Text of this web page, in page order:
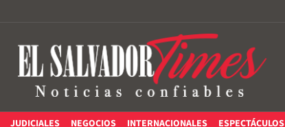
JUDICIALES NEGOCIOS INTERNACIONALES ESPECTÁCULOS